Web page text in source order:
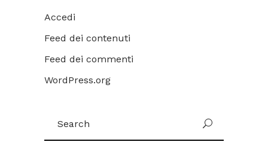
Accedi
Feed dei contenuti
Feed dei commenti
WordPress.org
for: